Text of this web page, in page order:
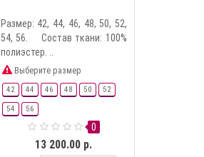
Размер: 42, 44, 46, 48, 50, 52,
54, 56. Состав ткани: 100%
полиэстер. ..
Выберите размер
42 44 46 48 50 52
54 56
0
13 200.00 р.